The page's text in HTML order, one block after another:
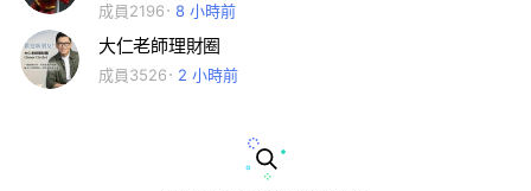
成員2196
8 小時前
大仁老師理財圈
成員3526 2 小時前